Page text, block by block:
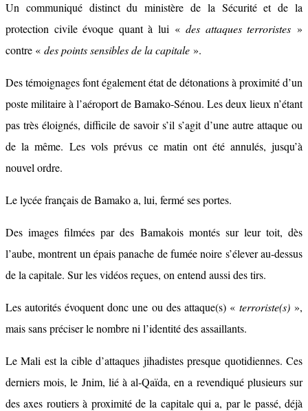
Un communiqué distinct du ministère de la Sécurité et de la
protection civile évoque quant à lui «des attaques terroristes»
contre « des points sensibles de la capitale ».
Des témoignages font également état de détonations à proximité d’un
poste militaire à l’aéroport de Bamako-Sénou. Les deux lieux n’étant
pas très éloignés, difficile de savoir s’il s’agit d’une autre attaque ou
de la même. Les vols prévus ce matin ont été annulés, jusqu’à
nouvel ordre.
Le lycée français de Bamako a, lui, fermé ses portes.
Des images filmées par des Bamakois montés sur leur toit, dès
l’aube, montrent un épais panache de fumée noire s’élever au-dessus
de la capitale. Sur les vidéos reçues, on entend aussi des tirs.
Les autorités évoquent donc une ou des attaque(s) « terroriste(s)»,
mais sans préciser le nombre ni l’identité des assaillants.
Le Mali est la cible d’attaques jihadistes presque quotidiennes. Ces
derniers mois, le Jnim, lié à al-Qaïda, en a revendiqué plusieurs sur
des axes routiers à proximité de la capitale qui a, par le passé, déjà